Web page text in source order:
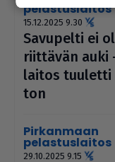
pelastuslaitos
15.12.2025 9.30
Savupelti ei
riittävän auki
lai­tos
ton
Pirkanmaan
pelastuslaitos
29.10.2025 9.15